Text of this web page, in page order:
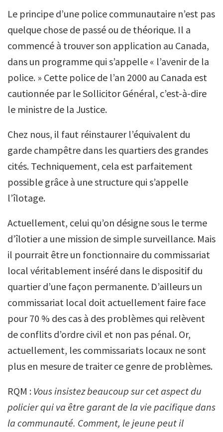
Le principe d’une police communautaire n’est pas
quelque chose de passé ou de théorique. Il a
commencé à trouver son application au Canada,
dans un programme qui s’appelle « l’avenir de la
police. » Cette police de l’an 2000 au Canada est
cautionnée par le Sollicitor Général, c’est-à-dire
le ministre de la Justice.
Chez nous, il faut réinstaurer l’équivalent du
garde champêtre dans les quartiers des grandes
cités. Techniquement, cela est parfaitement
possible grâce à une structure qui s’appelle
l’îlotage.
Actuellement, celui qu’on désigne sous le terme
d’îlotier a une mission de simple surveillance. Mais
il pourrait être un fonctionnaire du commissariat
local véritablement inséré dans le dispositif du
quartier d’une façon permanente. D’ailleurs un
commissariat local doit actuellement faire face
pour 70 % des cas à des problèmes qui relèvent
de conflits d’ordre civil et non pas pénal. Or,
actuellement, les commissariats locaux ne sont
plus en mesure de traiter ce genre de problèmes.
RQM : Vous insistez beaucoup sur cet aspect du
policier qui va être garant de la vie pacifique dans
la communauté. Comment, le jeune peut il